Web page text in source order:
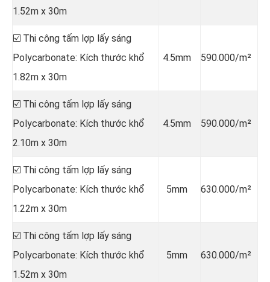
1.52m x 30m
☑️ Thi công tấm lợp lấy sáng
Polycarbonate: Kích thước khổ
1.82m x 30m
4.5mm 590.000/m²
☑️ Thi công tấm lợp lấy sáng
Polycarbonate: Kích thước khổ
2.10m x 30m
4.5mm 590.000/m²
☑️ Thi công tấm lợp lấy sáng
Polycarbonate: Kích thước khổ
1.22m x 30m
5mm 630.000/m²
☑️ Thi công tấm lợp lấy sáng
Polycarbonate: Kích thước khổ
1.52m x 30m
5mm 630.000/m²